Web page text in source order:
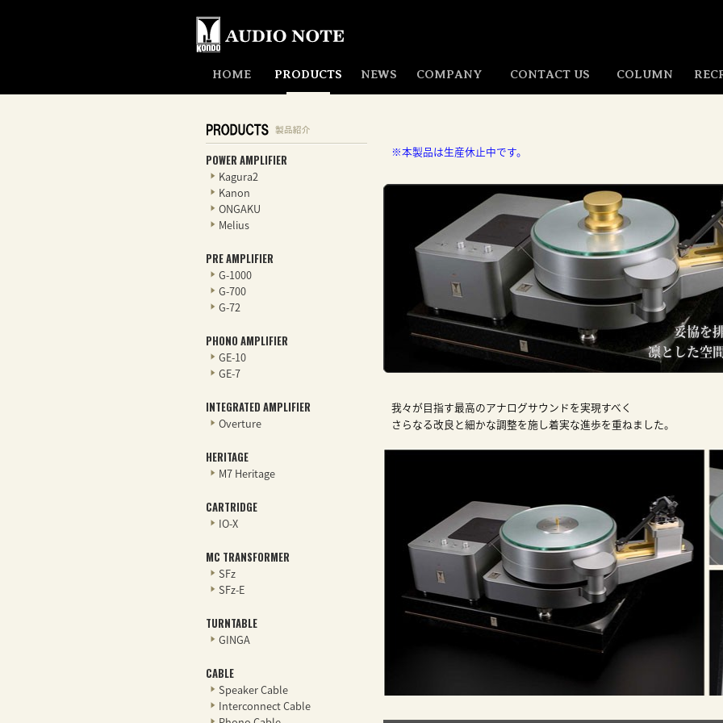
HOME PRODUCTS NEWS COMPANY CONTACT US COLUMN
POWER AMPLIFIER
Kagura2
Kanon
ONGAKU
Melius
PRE AMPLIFIER
G-1000
G-700
G-72
PHONO AMPLIFIER
GE-10
GE-7
INTEGRATED AMPLIFIER
Overture
HERITAGE
M7 Heritage
CARTRIDGE
IO-X
MC TRANSFORMER
SFz
SFz-E
TURNTABLE
GINGA
CABLE
Speaker Cable
Interconnect Cable
※本製品は生産休止中です。
妥協を
凛とした空
我々が目指す最高のアナログサウンドを実現すべく
さらなる改良と細かな調整を施し着実な進歩を重ねました。